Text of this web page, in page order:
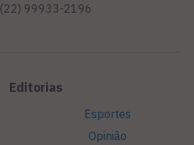
(22) 99933-2196
Editorias
Esportes
Opinião